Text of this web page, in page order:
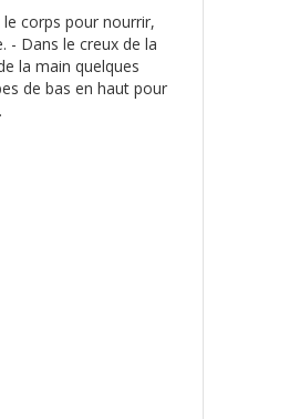
corps pour nourrir,
- Dans le creux de la
la main quelques
de bas en haut pour